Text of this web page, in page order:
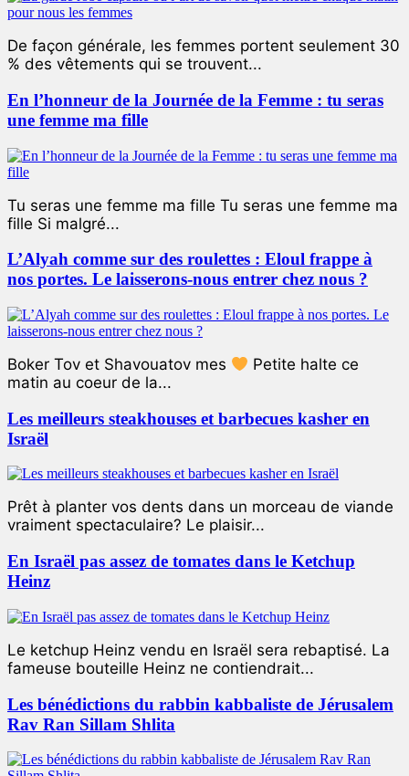
De façon générale, les femmes portent seulement 30
% des vêtements qui se trouvent...
En l’honneur de la Journée de la Femme : tu seras
une femme ma fille
Tu seras une femme ma fille Tu seras une femme ma
fille Si malgré...
L’Alyah comme sur des roulettes : Eloul frappe à
nos portes. Le laisserons-nous entrer chez nous ?
Boker Tov et Shavouatov mes
Petite halte ce
matin au coeur de la...
Les meilleurs steakhouses et barbecues kasher en
Israël
Prêt à planter vos dents dans un morceau de viande
vraiment spectaculaire? Le plaisir...
En Israël pas assez de tomates dans le Ketchup
Heinz
Le ketchup Heinz vendu en Israël sera rebaptisé. La
fameuse bouteille Heinz ne contiendrait...
Les bénédictions du rabbin kabbaliste de Jérusalem
Rav Ran Sillam Shlita